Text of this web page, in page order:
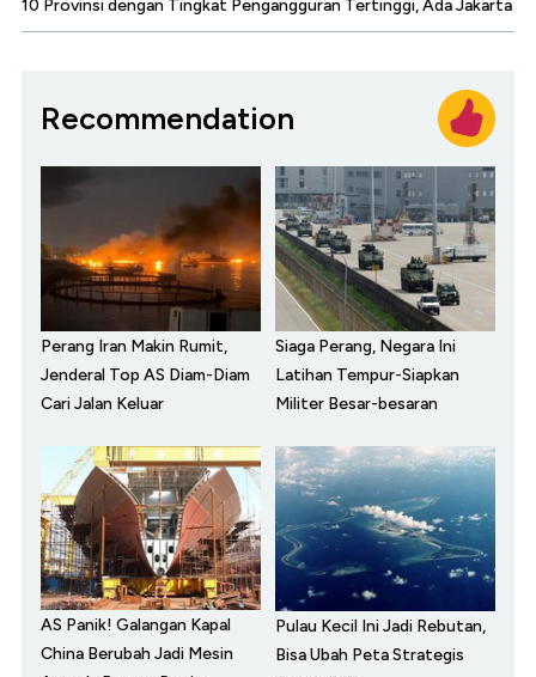
10 Provinsi dengan Tingkat Pengangguran Tertinggi, Ada Jakarta
Recommendation
Perang Iran Makin Rumit,
Jenderal Top AS Diam-Diam
Cari Jalan Keluar
Siaga Perang, Negara Ini
Latihan Tempur-Siapkan
Militer Besar-besaran
AS Panik! Galangan Kapal
China Berubah Jadi Mesin
Pulau Kecil Ini Jadi Rebutan,
Bisa Ubah Peta Strategis